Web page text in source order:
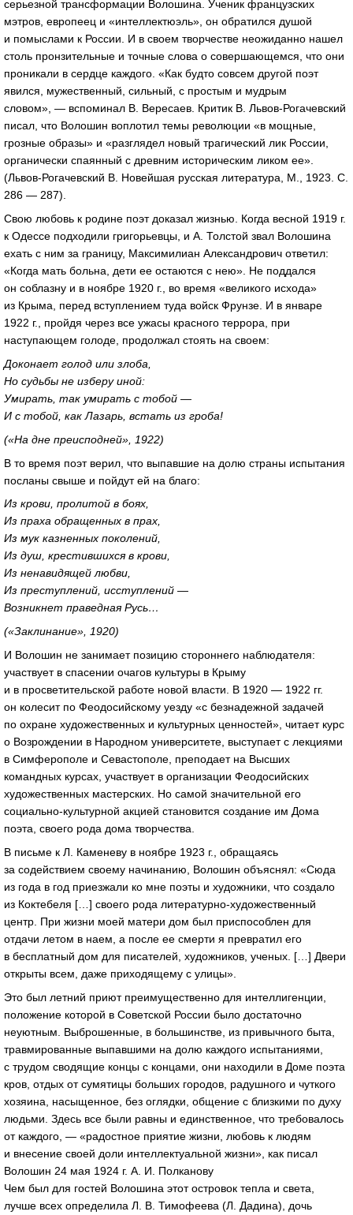
серьезной трансформации Волошина. Ученик французских
мэтров, европеец и «интеллектюэль», он обратился душой
и помыслами к России. И в своем творчестве неожиданно нашел
столь пронзительные и точные слова о совершающемся, что они
проникали в сердце каждого. «Как будто совсем другой поэт
явился, мужественный, сильный, с простым и мудрым
словом», — вспоминал В. Вересаев. Критик В. Львов-Рогачевский
писал, что Волошин воплотил темы революции «в мощные,
грозные образы» и «разглядел новый трагический лик России,
органически спаянный с древним историческим ликом ее».
(Львов-Рогачевский В. Новейшая русская литература, М., 1923. С.
286 — 287).
Свою любовь к родине поэт доказал жизнью. Когда весной 1919 г.
к Одессе подходили григорьевцы, и А. Толстой звал Волошина
ехать с ним за границу, Максимилиан Александрович ответил:
«Когда мать больна, дети ее остаются с нею». Не поддался
он соблазну и в ноябре 1920 г., во время «великого исхода»
из Крыма, перед вступлением туда войск Фрунзе. И в январе
1922 г., пройдя через все ужасы красного террора, при
наступающем голоде, продолжал стоять на своем:
Доконает голод или злоба,
Но судьбы не изберу иной:
Умирать, так умирать с тобой —
И с тобой, как Лазарь, встать из гроба!
(«На дне преисподней», 1922)
В то время поэт верил, что выпавшие на долю страны испытания
посланы свыше и пойдут ей на благо:
Из крови, пролитой в боях,
Из праха обращенных в прах,
Из мук казненных поколений,
Из душ, крестившихся в крови,
Из ненавидящей любви,
Из преступлений, исступлений —
Возникнет праведная Русь…
(«Заклинание», 1920)
И Волошин не занимает позицию стороннего наблюдателя:
участвует в спасении очагов культуры в Крыму
и в просветительской работе новой власти. В 1920 — 1922 гг.
он колесит по Феодосийскому уезду «с безнадежной задачей
по охране художественных и культурных ценностей», читает курс
о Возрождении в Народном университете, выступает с лекциями
в Симферополе и Севастополе, преподает на Высших
командных курсах, участвует в организации Феодосийских
художественных мастерских. Но самой значительной его
социально-культурной акцией становится создание им Дома
поэта, своего рода дома творчества.
В письме к Л. Каменеву в ноябре 1923 г., обращаясь
за содействием своему начинанию, Волошин объяснял: «Сюда
из года в год приезжали ко мне поэты и художники, что создало
из Коктебеля […] своего рода литературно-художественный
центр. При жизни моей матери дом был приспособлен для
отдачи летом в наем, а после ее смерти я превратил его
в бесплатный дом для писателей, художников, ученых. […] Двери
открыты всем, даже приходящему с улицы».
Это был летний приют преимущественно для интеллигенции,
положение которой в Советской России было достаточно
неуютным. Выброшенные, в большинстве, из привычного быта,
травмированные выпавшими на долю каждого испытаниями,
с трудом сводящие концы с концами, они находили в Доме поэта
кров, отдых от сумятицы больших городов, радушного и чуткого
хозяина, насыщенное, без оглядки, общение с близкими по духу
людьми. Здесь все были равны и единственное, что требовалось
от каждого, — «радостное приятие жизни, любовь к людям
и внесение своей доли интеллектуальной жизни», как писал
Волошин 24 мая 1924 г. А. И. Полканову
Чем был для гостей Волошина этот островок тепла и света,
лучше всех определила Л. В. Тимофеева (Л. Дадина), дочь